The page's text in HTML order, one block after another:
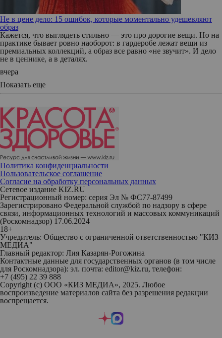
Не в цене дело: 15 ошибок, которые моментально удешевляют
образ
Кажется, что выглядеть стильно — это про дорогие вещи. Но на
практике бывает ровно наоборот: в гардеробе лежат вещи из
премиальных коллекций, а образ все равно «не звучит». И дело
не в ценнике, а в деталях.
вчера
Показать еще
Политика конфиденциальности
Пользовательское соглашение
Согласие на обработку персональных данных
Сетевое издание KIZ.RU
Регистрационный номер: серия Эл № ФС77-87499
Зарегистрировано Федеральной службой по надзору в сфере
связи, информационных технологий и массовых коммуникаций
(Роскомнадзор) 17.06.2024
18+
Учредитель: Общество с ограниченной ответственностью "КИЗ
МЕДИА"
Главный редактор: Лия Казарян-Рогожина
Контактные данные для государственных органов (в том числе
для Роскомнадзора): эл. почта: editor@kiz.ru, телефон:
+7 (495) 22 39 888
Copyright (с) ООО «КИЗ МЕДИА», 2025. Любое
воспроизведение материалов сайта без разрешения редакции
воспрещается.